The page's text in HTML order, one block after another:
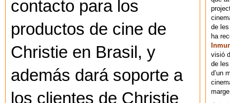
contacto para los
productos de cine de
Christie en Brasil, y
además dará soporte a
los clientes de Christie
de
ha
visió
de
d’un